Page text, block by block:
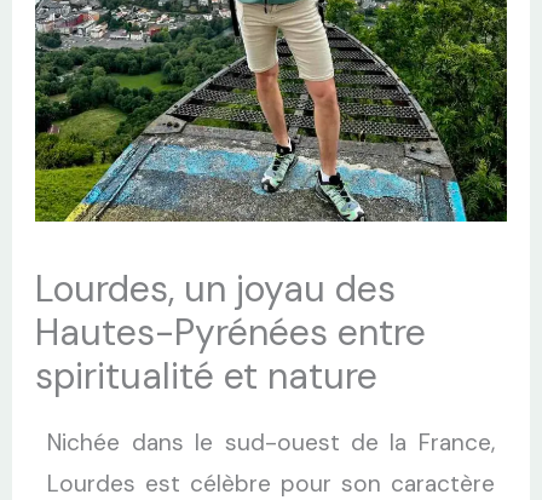
Lourdes, un joyau des
Hautes-Pyrénées entre
spiritualité et nature
Nichée dans le sud-ouest de la France,
Lourdes est célèbre pour son caractère